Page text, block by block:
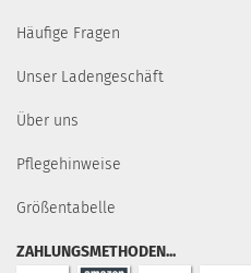
Häufige Fragen
Unser Ladengeschäft
Über uns
Pflegehinweise
Größentabelle
ZAHLUNGSMETHODEN...